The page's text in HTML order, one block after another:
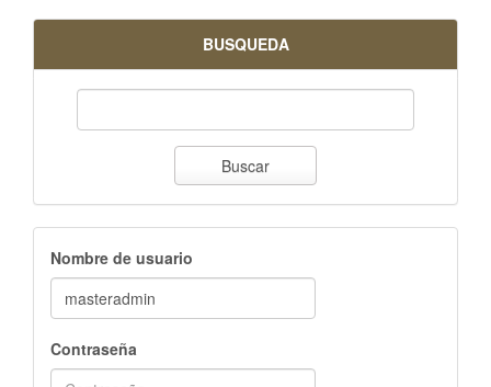
BUSQUEDA
Buscar
Nombre de usuario
Contraseña